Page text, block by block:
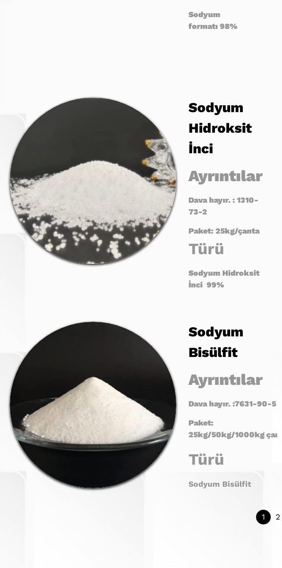
Sodyum
formatı 98%
Sodyum
Hidroksit
İnci
Ayrıntılar
Dava hayır. : 1310-
73-2
Paket: 25kg/çanta
Türü
Sodyum Hidroksit
İnci 99%
Sodyum
Bisülfit
Ayrıntılar
Dava hayır. :7631-90-5
Paket:
25kg/50kg/1000kg
Türü
Sodyum Bisülfit
1 2